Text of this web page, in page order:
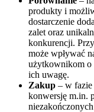
produkty i
dostarczenie
zalet oraz
konkurencji.
może wpływać
użytkownikom o
ich uwagę.
Zakup – w fazie
konwersję m.in.